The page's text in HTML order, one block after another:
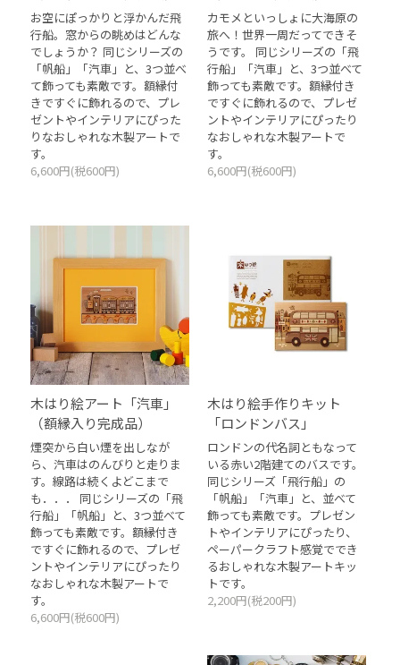
お空にぽっかりと浮かんだ飛
行船。窓からの眺めはどんな
でしょうか？ 同じシリーズの
「帆船」「汽車」と、3つ並べ
て飾っても素敵です。額縁付
きですぐに飾れるので、プレ
ゼントやインテリアにぴった
りなおしゃれな木製アートで
す。
6,600円(税600円)
カモメといっしょに大海原の
旅へ！世界一周だってできそ
うです。 同じシリーズの「飛
行船」「汽車」と、3つ並べて
飾っても素敵です。額縁付き
ですぐに飾れるので、プレゼ
ントやインテリアにぴったり
なおしゃれな木製アートで
す。
6,600円(税600円)
木はり絵アート「汽車」
（額縁入り完成品）
煙突から白い煙を出しなが
ら、汽車はのんびりと走りま
す。線路は続くよどこまで
も．．． 同じシリーズの「飛
行船」「帆船」と、3つ並べて
飾っても素敵です。額縁付き
ですぐに飾れるので、プレゼ
ントやインテリアにぴったり
なおしゃれな木製アートで
す。
6,600円(税600円)
木はり絵手作りキット
「ロンドンバス」
ロンドンの代名詞ともなって
いる赤い2階建てのバスです。
同じシリーズ「飛行船」の
「帆船」「汽車」と、並べて
飾っても素敵です。プレゼン
トやインテリアにぴったり、
ペーパークラフト感覚ででき
るおしゃれな木製アートキッ
トです。
2,200円(税200円)